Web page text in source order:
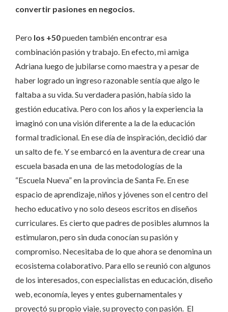
convertir pasiones en negocios.
Pero los +50pueden también encontrar esa
combinación pasión y trabajo. En efecto, mi amiga
Adriana luego de jubilarse como maestra y a pesar de
haber logrado un ingreso razonable sentía que algo le
faltaba a su vida. Su verdadera pasión, había sido la
gestión educativa. Pero con los años y la experiencia la
imaginó con una visión diferente a la de la educación
formal tradicional. En ese día de inspiración, decidió dar
un salto de fe. Y se embarcó en la aventura de crear una
escuela basada en una de las metodologías de la
“Escuela Nueva” en la provincia de Santa Fe. En ese
espacio de aprendizaje, niños y jóvenes son el centro del
hecho educativo y no solo deseos escritos en diseños
curriculares. Es cierto que padres de posibles alumnos la
estimularon, pero sin duda conocían su pasión y
compromiso. Necesitaba de lo que ahora se denomina un
ecosistema colaborativo. Para ello se reunió con algunos
de los interesados, con especialistas en educación, diseño
web, economía, leyes y entes gubernamentales y
proyectó su propio viaje, su proyecto con pasión. El